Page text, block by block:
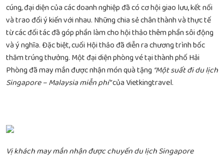
cúng, đại diện của các doanh nghiệp đã có cơ hội giao lưu, kết nối
và trao đổi ý kiến với nhau. Những chia sẻ chân thành và thực tế
từ các đối tác đã góp phần làm cho hội thảo thêm phần sôi động
và ý nghĩa. Đặc biệt, cuối Hội thảo đã diễn ra chương trình bốc
thăm trúng thưởng. Một đại diện phòng vé tại thành phố Hải
Phòng đã may mắn được nhận món quà tặng “Một suất đi du lịch
Singapore – Malaysia miễn phí”của Vietkingtravel.
Vị khách may mắn nhận được chuyến du lịch Singapore